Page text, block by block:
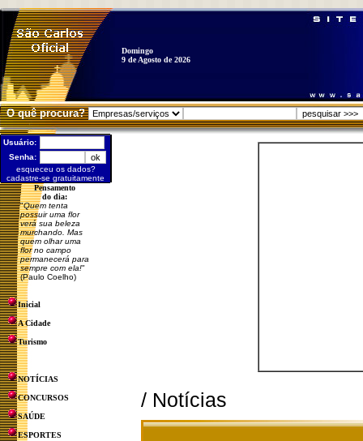
Domingo
9 de Agosto de 2026
O quê procura?
Usuário:
Senha:
esqueceu os dados?
cadastre-se gratuitamente
Pensamento
do dia:
"Quem tenta
possuir uma flor
verá sua beleza
murchando. Mas
quem olhar uma
flor no campo
permanecerá para
sempre com ela!"
(Paulo Coelho)
Inicial
A Cidade
Turismo
NOTÍCIAS
CONCURSOS
SAÚDE
ESPORTES
/ Notícias